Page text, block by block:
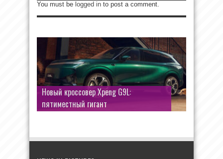
You must be logged in to post a comment.
Новый кроссовер Xpeng G9L:
пятиместный гигант